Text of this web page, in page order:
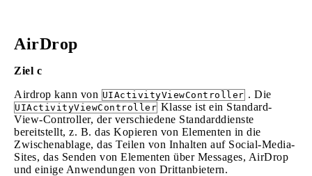
AirDrop
Ziel c
Airdrop kann von UIActivityViewController . Die
UIActivityViewController Klasse ist ein Standard-
View-Controller, der verschiedene Standarddienste
bereitstellt, z. B. das Kopieren von Elementen in die
Zwischenablage, das Teilen von Inhalten auf Social-Media-
Sites, das Senden von Elementen über Messages, AirDrop
und einige Anwendungen von Drittanbietern.